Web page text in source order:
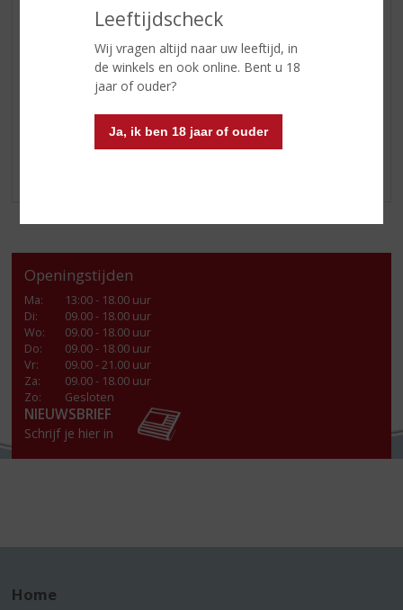
Leeftijdscheck
Wij vragen altijd naar uw leeftijd, in
de winkels en ook online. Bent u 18
jaar of ouder?
Ja, ik ben 18 jaar of ouder
bijvoorbeeld de Crème Brûlée Martini: Pre-chill een glas
met ijs. Vul een shaker met ijs,Licor 43 Crème Brûlée
, Vodka (20ml) en espresso. Shake dit gedurende
10-12 seconde. Leeg het pre-chilled glas en zeef de
inhoud van de shaker in het glas. Garneer met 3
Openingstijden
Ma:
13:00 - 18.00 uur
Di:
09.00 - 18.00 uur
Wo:
09.00 - 18.00 uur
Do:
09.00 - 18.00 uur
Vr:
09.00 - 21.00 uur
Za:
09.00 - 18.00 uur
Zo:
Gesloten
NIEUWSBRIEF
Schrijf je hier in
Home